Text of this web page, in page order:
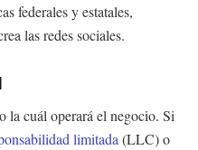
federales y estatales,
las redes sociales.
la cuál operará el negocio. Si
limitada(LLC) o